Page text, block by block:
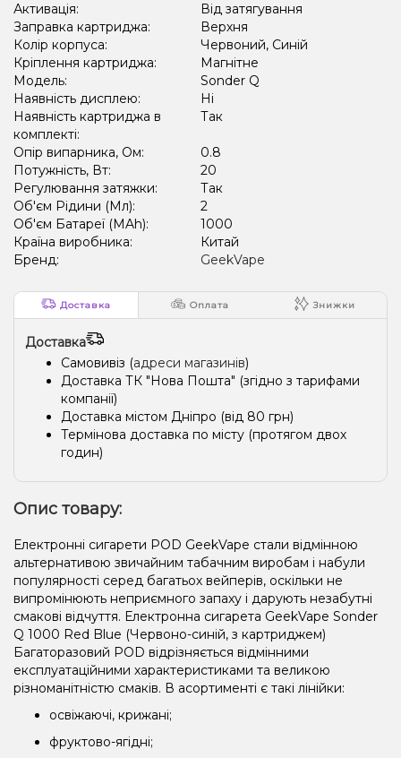
Активація:
Від затягування
Заправка картриджа:
Верхня
Колір корпуса:
Червоний, Синій
Кріплення картриджа:
Магнітне
Модель:
Sonder Q
Наявність дисплею:
Ні
Наявність картриджа в
комплекті:
Так
Опір випарника, Ом:
0.8
Потужність, Вт:
20
Регулювання затяжки:
Так
Об'єм Рідини (Мл):
2
Об'єм Батареї (MAh):
1000
Країна виробника:
Китай
Бренд:
GeekVape
Доставка Оплата Знижки
Доставка
Самовивіз (адреси магазинів)
Доставка ТК "Нова Пошта" (згідно з тарифами
компанії)
Доставка містом Дніпро (від 80 грн)
Термінова доставка по місту (протягом двох
годин)
Опис товару:
Електронні сигарети POD GeekVape стали відмінною
альтернативою звичайним табачним виробам і набули
популярності серед багатьох вейперів, оскільки не
випромінюють неприємного запаху і дарують незабутні
смакові відчуття. Електронна сигарета GeekVape Sonder
Q 1000 Red Blue (Червоно-синій, з картриджем)
Багаторазовий POD відрізняється відмінними
експлуатаційними характеристиками та великою
різноманітністю смаків. В асортименті є такі лінійки:
освіжаючі, крижані;
фруктово-ягідні;